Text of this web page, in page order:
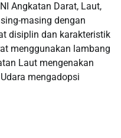
Angkatan Darat, Laut,
masing dengan
disiplin dan karakteristik
menggunakan lambang
Laut mengenakan
mengadopsi